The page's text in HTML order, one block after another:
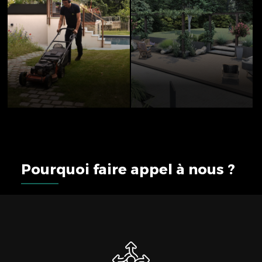
Pourquoi faire appel à nous ?